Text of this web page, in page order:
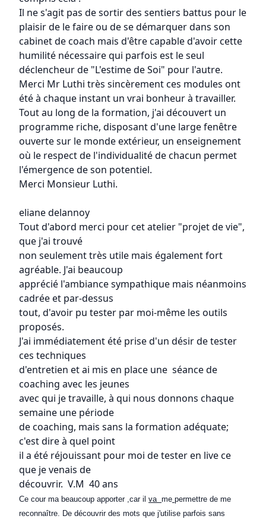
Il ne s'agit pas de sortir des sentiers battus pour le
plaisir de le faire ou de se démarquer dans son
cabinet de coach mais d'être capable d'avoir cette
humilité nécessaire qui parfois est le seul
déclencheur de "L'estime de Soi" pour l'autre.
Merci Mr Luthi très sincèrement ces modules ont
été à chaque instant un vrai bonheur à travailler.
Tout au long de la formation, j'ai découvert un
programme riche, disposant d'une large fenêtre
ouverte sur le monde extérieur, un enseignement
où le respect de l'individualité de chacun permet
l'émergence de son potentiel.
Merci Monsieur Luthi.
eliane delannoy
Tout d'abord merci pour cet atelier "projet de vie",
que j'ai trouvé
non seulement très utile mais également fort
agréable. J'ai beaucoup
apprécié l'ambiance sympathique mais néanmoins
cadrée et par-dessus
tout, d'avoir pu tester par moi-même les outils
proposés.
J'ai immédiatement été prise d'un désir de tester
ces techniques
d'entretien et ai mis en place une séance de
coaching avec les jeunes
avec qui je travaille, à qui nous donnons chaque
semaine une période
de coaching, mais sans la formation adéquate;
c'est dire à quel point
il a été réjouissant pour moi de tester en live ce
que je venais de
découvrir. V.M 40 ans
Ce cour ma beaucoup apporter ,car il va me permettre de me
reconnaître. De découvrir des mots que j'utilise parfois sans